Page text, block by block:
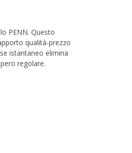
PENN. Questo
qualità-prezzo
istantaneo elimina
regolare.